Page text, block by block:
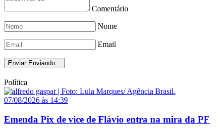
Comentário
Nome
Email
Enviar Enviando...
Política
07/08/2026 às 14:39
Emenda Pix de vice de Flávio entra na mira da PF